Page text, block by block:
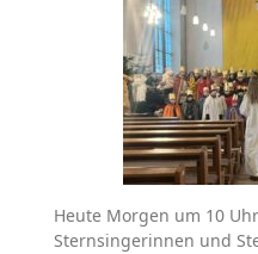
Heute Morgen um 10
Sternsingerinnen und